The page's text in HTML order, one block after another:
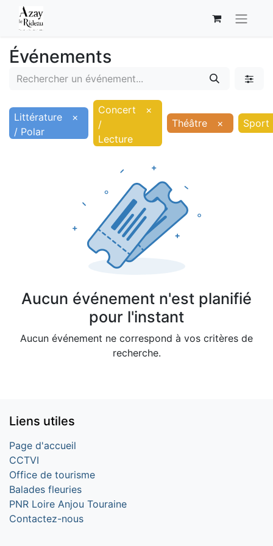
Événements
Littérature
/ Polar
×
Concert
/
Lecture
×
Théâtre
× Sport
Aucun événement n'est planifié
pour l'instant
Aucun événement ne correspond à vos critères de
recherche.
Liens utiles
Page d'accueil
CCTVI
Office de tourisme
Balades fleuries
PNR Loire Anjou Touraine
Contactez-nous